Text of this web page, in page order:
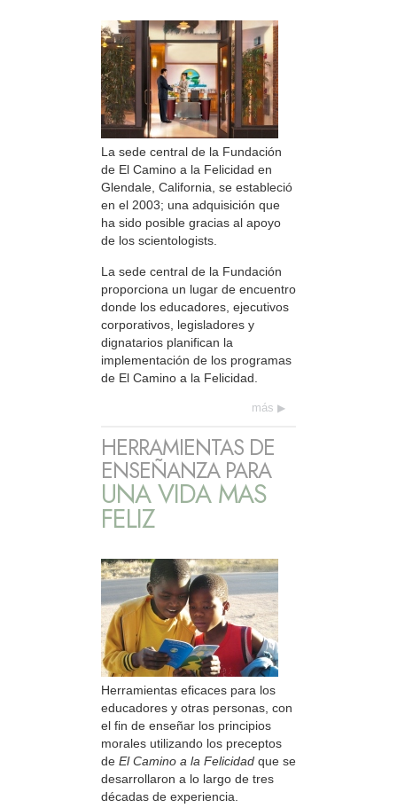
La sede central de la Fundación
de El Camino a la Felicidad en
Glendale, California, se estableció
en el 2003; una adquisición que
ha sido posible gracias al apoyo
de los scientologists.
La sede central de la Fundación
proporciona un lugar de encuentro
donde los educadores, ejecutivos
corporativos, legisladores y
dignatarios planifican la
implementación de los programas
de El Camino a la Felicidad.
más
HERRAMIENTAS DE
ENSEÑANZA PARA
UNA VIDA MAS
FELIZ
Herramientas eficaces para los
educadores y otras personas, con
el fin de enseñar los principios
morales utilizando los preceptos
de El Camino a la Felicidad que se
desarrollaron a lo largo de tres
décadas de experiencia.